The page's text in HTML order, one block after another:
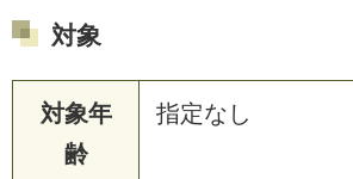
対象
対象年
齢
指定なし